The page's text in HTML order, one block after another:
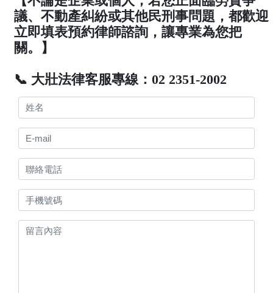
議、不動產糾紛或其他民刑事問題，都歡迎
立即填表預約律師諮詢，讓專業為您把
關。】
📞 大壯法律客服專線：02 2351-2002